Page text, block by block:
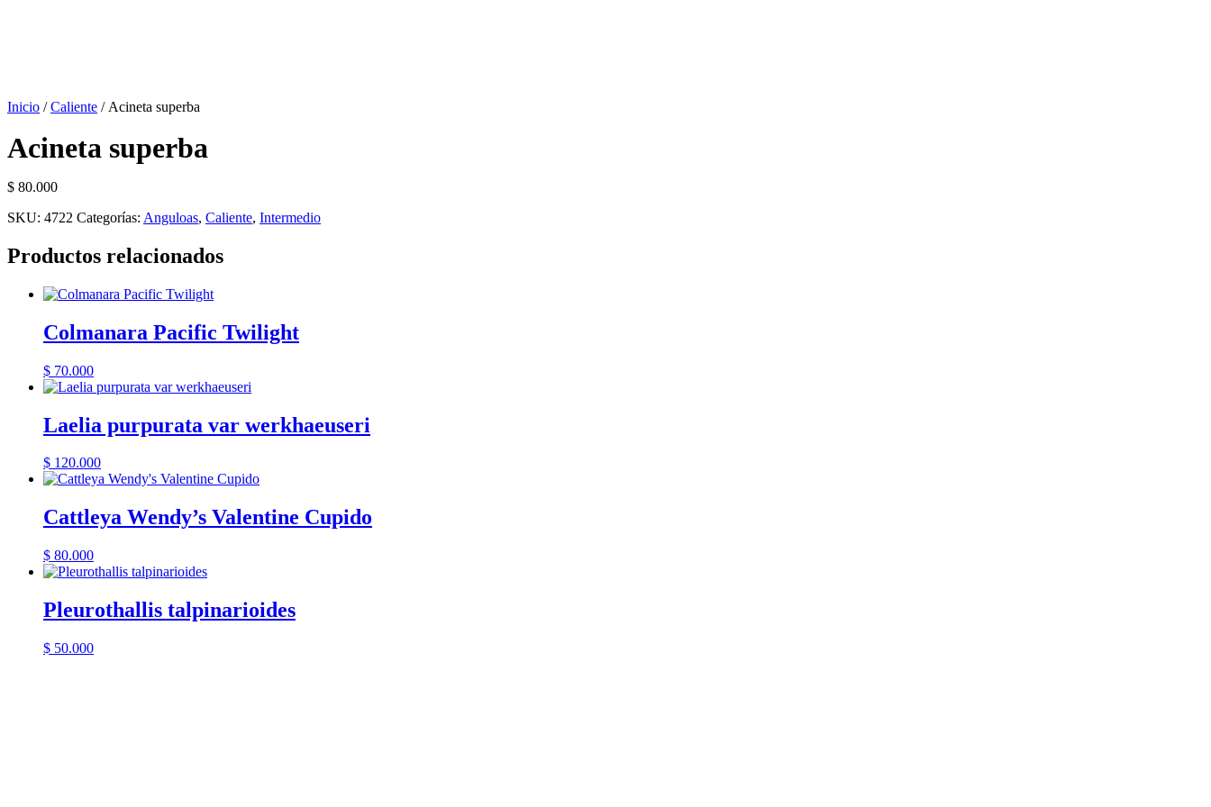
Inicio /Caliente / Acineta superba
Acineta superba
$ 80.000
SKU: 4722 Categorías: Anguloas, Caliente, Intermedio
Productos relacionados
Colmanara Pacific Twilight
$ 70.000
Laelia purpurata var werkhaeuseri
$ 120.000
Cattleya Wendy’s Valentine Cupido
$ 80.000
Pleurothallis talpinarioides
$ 50.000